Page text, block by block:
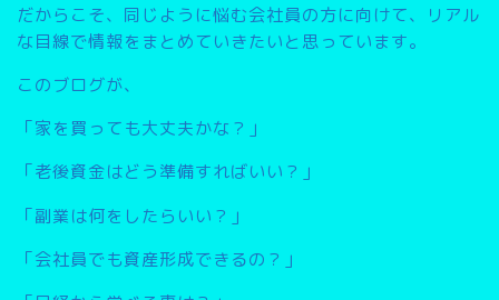
だからこそ、同じように悩む会社員の方に向けて、リアル
な目線で情報をまとめていきたいと思っています。
このブログが、
「家を買っても大丈夫かな？」
「老後資金はどう準備すればいい？」
「副業は何をしたらいい？」
「会社員でも資産形成できるの？」